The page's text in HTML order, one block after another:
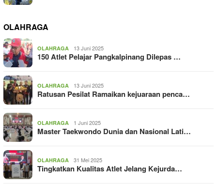
OLAHRAGA
OLAHRAGA 13 Juni 2025
150 Atlet Pelajar Pangkalpinang Dilepas …
OLAHRAGA 13 Juni 2025
Ratusan Pesilat Ramaikan kejuaraan penca…
OLAHRAGA 1 Juni 2025
Master Taekwondo Dunia dan Nasional Lati…
OLAHRAGA 31 Mei 2025
Tingkatkan Kualitas Atlet Jelang Kejurda…